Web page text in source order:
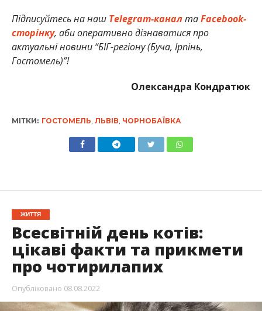
Підписуйтесь на наш Telegram-каналтаFacebook-
сторінку, аби оперативно дізнаватися про
актуальні новини “БІГ-регіону (Буча, Ірпінь,
Гостомель)”!
Олександра Кондратюк
МІТКИ: ГОСТОМЕЛЬ ЛЬВІВ ЧОРНОБАЇВКА
ЖИТТЯ
Всесвітній день котів:
цікаві факти та прикмети
про чотирилапих
Опубліковано 08.08.2022